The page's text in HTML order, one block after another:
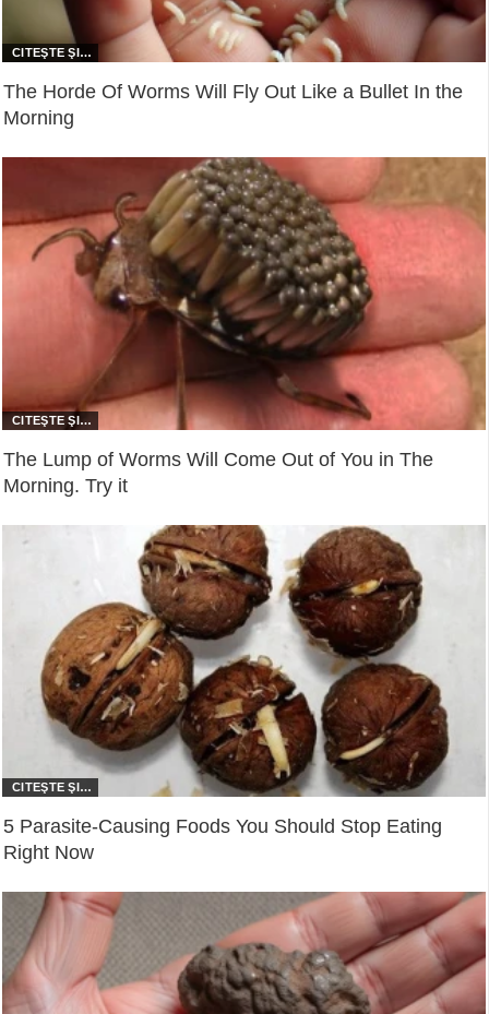
The Horde Of Worms Will Fly Out Like a Bullet In the
Morning
The Lump of Worms Will Come Out of You in The
Morning. Try it
5 Parasite-Causing Foods You Should Stop Eating
Right Now